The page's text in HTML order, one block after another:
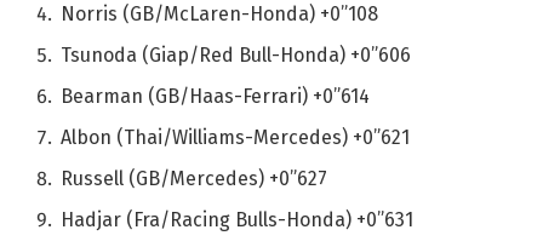
Norris (GB/McLaren-Honda) +0”108
Tsunoda (Giap/Red Bull-Honda) +0”606
Bearman (GB/Haas-Ferrari) +0”614
Albon (Thai/Williams-Mercedes) +0”621
Russell (GB/Mercedes) +0”627
Hadjar (Fra/Racing Bulls-Honda) +0”631